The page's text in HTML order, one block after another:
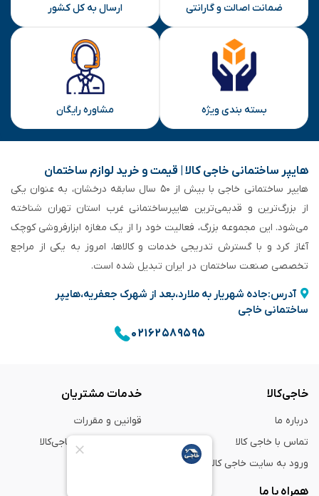
ضمانت اصالت و گارانتی ارسال به کل کشور
بسته بندی ویژه مشاوره رایگان
هایپر ساختمانی خاجی‌ کالا | قیمت و خرید لوازم ساختمان
هایپر ساختمانی خاجی‌ با بیش از ۵۰ سال سابقه‌ درخشان، به عنوان یکی
از بزرگ‌ترین و قدیمی‌ترین هایپرساختمانی‌ غرب استان تهران شناخته
می‌شود. این مجموعه بزرگ، فعالیت خود را از یک مغازه ابزارفروشی کوچک
آغاز کرد و با گسترش تدریجی خدمات و کالاها، امروز به یکی از مراجع
تخصصی صنعت ساختمان در ایران تبدیل شده است.
آدرس:جاده شهریار به ملارد،بعد از شهرک جعفریه،هایپر
ساختمانی خاجی
۰۲۱۶۲۵۸۹۵۹۵
خاجی‌کالا
درباره ما
تماس با خاجی کالا
ورود به سایت خاجی‌ کالا
خدمات مشتریان
قوانین و مقررات
راهنمای خرید از خاجی‌کالا
همراه با ما